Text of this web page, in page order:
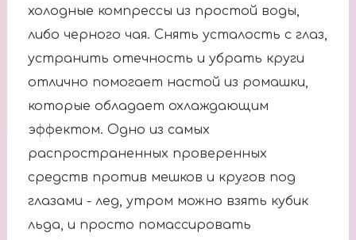
холодные компрессы из простой воды,
либо черного чая. Снять усталость с глаз,
устранить отечность и убрать круги
отлично помогает настой из ромашки,
которые обладает охлаждающим
эффектом. Одно из самых
распространенных проверенных
средств против мешков и кругов под
глазами - лед, утром можно взять кубик
льда, и просто помассировать